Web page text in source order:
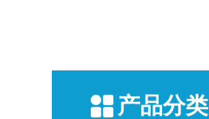
产品分类